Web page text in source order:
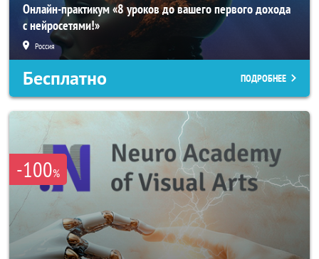
Онлайн-практикум «8 уроков до вашего первого дохода
с нейросетями!»
Россия
Бесплатно ПОДРОБНЕЕ
-100%